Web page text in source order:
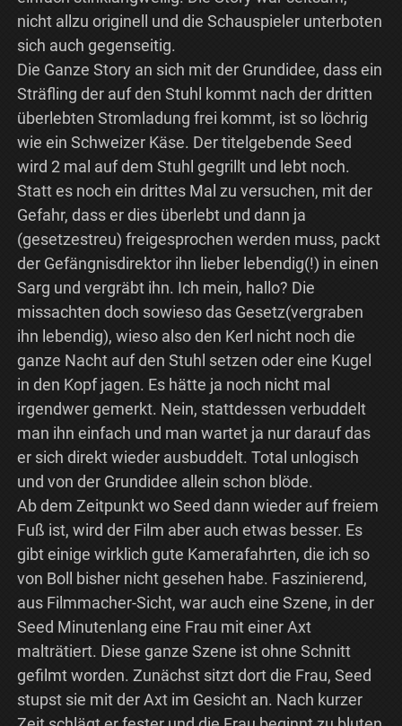
nicht allzu originell und die Schauspieler unterboten
sich auch gegenseitig.
Die Ganze Story an sich mit der Grundidee, dass ein
Sträfling der auf den Stuhl kommt nach der dritten
überlebten Stromladung frei kommt, ist so löchrig
wie ein Schweizer Käse. Der titelgebende Seed
wird 2 mal auf dem Stuhl gegrillt und lebt noch.
Statt es noch ein drittes Mal zu versuchen, mit der
Gefahr, dass er dies überlebt und dann ja
(gesetzestreu) freigesprochen werden muss, packt
der Gefängnisdirektor ihn lieber lebendig(!) in einen
Sarg und vergräbt ihn. Ich mein, hallo? Die
missachten doch sowieso das Gesetz(vergraben
ihn lebendig), wieso also den Kerl nicht noch die
ganze Nacht auf den Stuhl setzen oder eine Kugel
in den Kopf jagen. Es hätte ja noch nicht mal
irgendwer gemerkt. Nein, stattdessen verbuddelt
man ihn einfach und man wartet ja nur darauf das
er sich direkt wieder ausbuddelt. Total unlogisch
und von der Grundidee allein schon blöde.
Ab dem Zeitpunkt wo Seed dann wieder auf freiem
Fuß ist, wird der Film aber auch etwas besser. Es
gibt einige wirklich gute Kamerafahrten, die ich so
von Boll bisher nicht gesehen habe. Faszinierend,
aus Filmmacher-Sicht, war auch eine Szene, in der
Seed Minutenlang eine Frau mit einer Axt
malträtiert. Diese ganze Szene ist ohne Schnitt
gefilmt worden. Zunächst sitzt dort die Frau, Seed
stupst sie mit der Axt im Gesicht an. Nach kurzer